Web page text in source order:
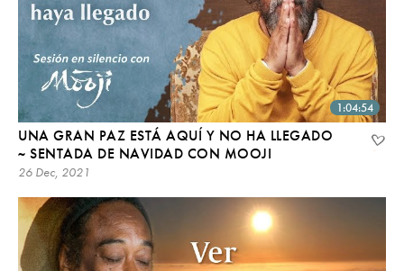
1:04:54
UNA GRAN PAZ ESTÁ AQUÍ Y NO HA LLEGADO
~ SENTADA DE NAVIDAD CON MOOJI
26 Dec, 2021